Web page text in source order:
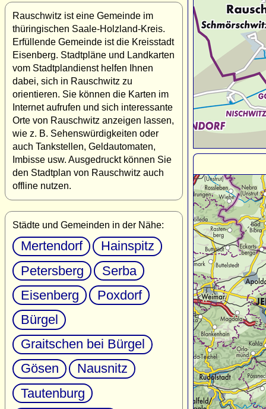
Rauschwitz ist eine Gemeinde im
thüringischen Saale-Holzland-Kreis.
Erfüllende Gemeinde ist die Kreisstadt
Eisenberg. Stadtpläne und Landkarten
vom Stadtplandienst helfen Ihnen
dabei, sich in Rauschwitz zu
orientieren. Sie können die Karten im
Internet aufrufen und sich interessante
Orte von Rauschwitz anzeigen lassen,
wie z. B. Sehenswürdigkeiten oder
auch Tankstellen, Geldautomaten,
Imbisse usw. Ausgedruckt können Sie
den Stadtplan von Rauschwitz auch
offline nutzen.
Städte und Gemeinden in der Nähe:
Mertendorf
Hainspitz
Petersberg
Serba
Eisenberg
Poxdorf
Bürgel
Graitschen bei Bürgel
Gösen
Nausnitz
Tautenburg